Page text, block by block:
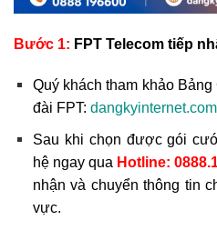
Bước 1: FPT Telecom tiếp
Quý khách tham khảo
đài FPT: dangkyinternet.com
Sau khi chọn được gói
hệ ngay qua Hotline:
nhận và chuyển thông tin
vực.